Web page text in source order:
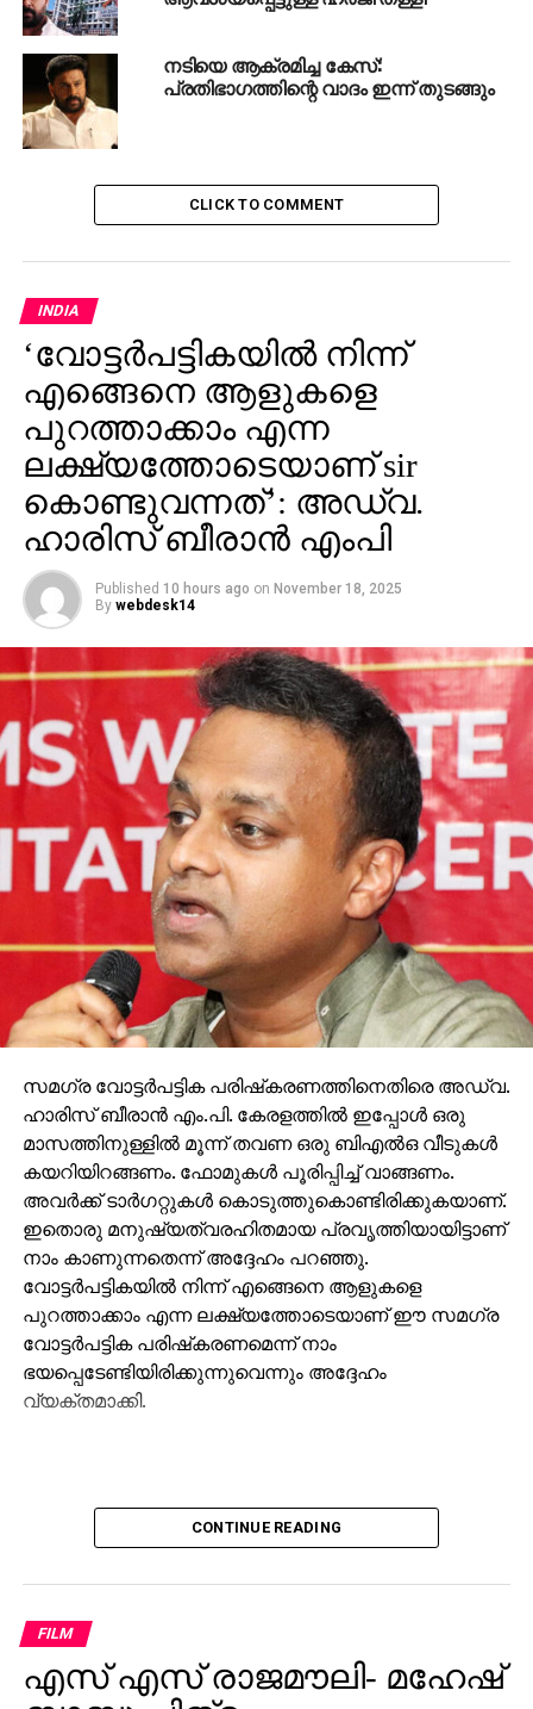
നടിയെ ആക്രമിച്ച കേസ്:
പ്രതിഭാഗത്തിന്റെ വാദം ഇന്ന് തുടങ്ങും
CLICK TO COMMENT
INDIA
‘വോട്ടര്‍പട്ടികയില്‍ നിന്ന്
എങ്ങെനെ ആളുകളെ
പുറത്താക്കാം എന്ന
ലക്ഷ്യത്തോടെയാണ് sir
കൊണ്ടുവന്നത്’: അഡ്വ.
ഹാരിസ് ബീരാൻ എംപി
Published 10 hours ago on November 18, 2025
By webdesk14
സമഗ്ര വോട്ടര്‍പട്ടിക പരിഷ്‌കരണത്തിനെതിരെ അഡ്വ.
ഹാരിസ് ബീരാന്‍ എം.പി. കേരളത്തില്‍ ഇപ്പോള്‍ ഒരു
മാസത്തിനുള്ളില്‍ മൂന്ന് തവണ ഒരു ബിഎല്‍ഒ വീടുകള്‍
കയറിയിറങ്ങണം. ഫോമുകള്‍ പൂരിപ്പിച്ച് വാങ്ങണം.
അവര്‍ക്ക് ടാര്‍ഗറ്റുകള്‍ കൊടുത്തുകൊണ്ടിരിക്കുകയാണ്.
ഇതൊരു മനുഷ്യത്വരഹിതമായ പ്രവൃത്തിയായിട്ടാണ്
നാം കാണുന്നതെന്ന് അദ്ദേഹം പറഞ്ഞു.
വോട്ടര്‍പട്ടികയില്‍ നിന്ന് എങ്ങെനെ ആളുകളെ
പുറത്താക്കാം എന്ന ലക്ഷ്യത്തോടെയാണ് ഈ സമഗ്ര
വോട്ടര്‍പട്ടിക പരിഷ്‌കരണമെന്ന് നാം
ഭയപ്പെടേണ്ടിയിരിക്കുന്നുവെന്നും അദ്ദേഹം
വ്യക്തമാക്കി.
CONTINUE READING
FILM
എസ് എസ് രാജമൗലി- മഹേഷ്